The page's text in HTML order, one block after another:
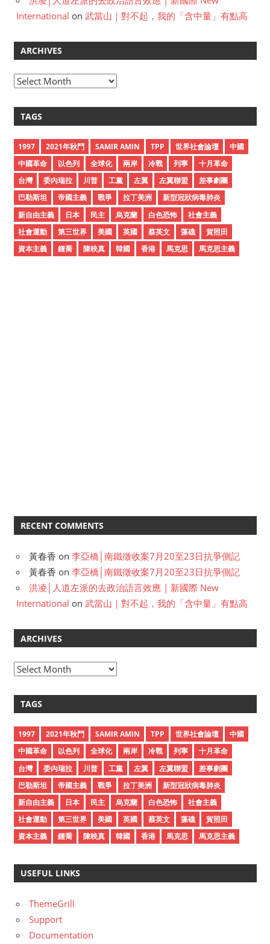
International on 武當山｜對不起，我的「含中量」有點高
ARCHIVES
A
h
v
e
s
TAGS
1997 2021年秋鬥 SAMIR AMIN TPP 世界社會論壇
中國
中國革命
以色列 全球化 兩岸 冷戰 列寧
十月革命
台灣
委內瑞拉 川普 工黨 左翼 左翼聯盟
差事劇團
巴勒斯坦
帝國主義 戰爭 拉丁美洲
新型冠狀病毒肺炎
新自由主義
日本 民主 烏克蘭 白色恐怖
社會主義
社會運動
第三世界 美國 英國 蔡英文 藻礁
賀照田
資本主義
鍾喬 陳映真 韓國 香港 馬克思 馬克思主義
RECENT COMMENTS
黃春香 on 李亞橋│南鐵徵收案7月20至23日抗爭側記
黃春香 on 李亞橋│南鐵徵收案7月20至23日抗爭側記
洪凌│人道左派的去政治語言效應 | 新國際 New
International on 武當山｜對不起，我的「含中量」有點高
ARCHIVES
A
h
v
e
s
TAGS
1997 2021年秋鬥 SAMIR AMIN TPP 世界社會論壇
中國
中國革命
以色列 全球化 兩岸 冷戰 列寧
十月革命
台灣
委內瑞拉 川普 工黨 左翼 左翼聯盟
差事劇團
巴勒斯坦
帝國主義 戰爭 拉丁美洲
新型冠狀病毒肺炎
新自由主義
日本 民主 烏克蘭 白色恐怖
社會主義
社會運動
第三世界 美國 英國 蔡英文 藻礁
賀照田
資本主義
鍾喬 陳映真 韓國 香港 馬克思 馬克思主義
USEFUL LINKS
ThemeGrill
Support
Documentation